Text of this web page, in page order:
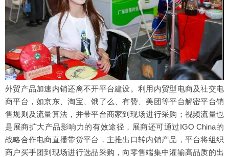
外贸产品加速内销还离不开平台建设。利用内贸型电商及社交电
商平台，如京东、淘宝、饿了么、有赞、美团等平台解密平台销
售规则及流量算法，并带平台商家到现场进行采购；视频流量也
是展商扩大产品影响力的有效途径，展商还可通过IGO China的
战略合作电商直播带货平台，主推出口转内销产品，平台将组织
商户买手团到现场进行选品采购，向零售端集中灌输高品质的出